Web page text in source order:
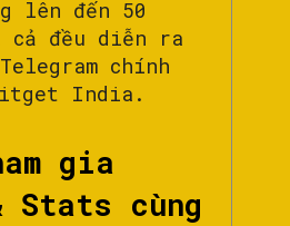
lên đến 50
cả đều diễn ra
chính
India.
gia
Stats cùng